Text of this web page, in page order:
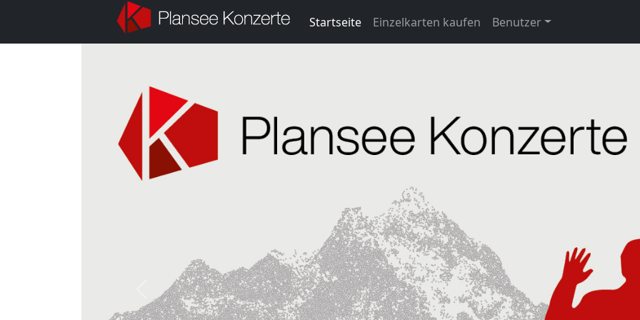
Startseite Einzelkarten kaufen Benutzer
Previous